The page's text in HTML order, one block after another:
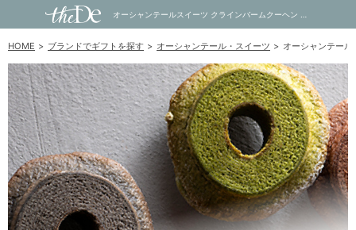
HOME ブランドでギフトを探す オーシャンテール・スイーツ オーシャンテー